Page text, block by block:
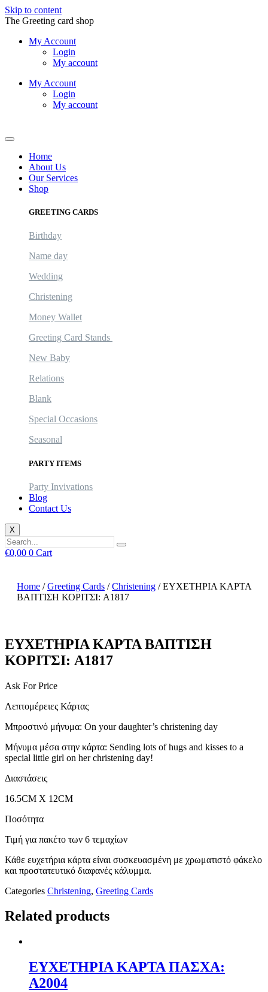
Skip to content
The Greeting card shop
My Account
Login
My account
My Account
Login
My account
Home
About Us
Our Services
Shop
GREETING CARDS
Birthday
Name day
Wedding
Christening
Money Wallet
Greeting Card Stands
New Baby
Relations
Blank
Special Occasions
Seasonal
PARTY ITEMS
Party Invivations
Blog
Contact Us
X
€0,00 0 Cart
Home /Greeting Cards /Christening / ΕΥΧΕΤΗΡΙΑ ΚΑΡΤΑ
ΒΑΠΤΙΣΗ ΚΟΡΙΤΣΙ: A1817
ΕΥΧΕΤΗΡΙΑ ΚΑΡΤΑ ΒΑΠΤΙΣΗ
ΚΟΡΙΤΣΙ: A1817
Ask For Price
Λεπτομέρειες Κάρτας
Μπροστινό μήνυμα: On your daughter’s christening day
Μήνυμα μέσα στην κάρτα: Sending lots of hugs and kisses to a
special little girl on her christening day!
Διαστάσεις
16.5CM X 12CM
Ποσότητα
Τιμή για πακέτο των 6 τεμαχίων
Κάθε ευχετήρια κάρτα είναι συσκευασμένη με χρωματιστό φάκελο
και προστατευτικό διαφανές κάλυμμα.
Categories Christening, Greeting Cards
Related products
ΕΥΧΕΤΗΡΙΑ ΚΑΡΤΑ ΠΑΣΧΑ:
Α2004